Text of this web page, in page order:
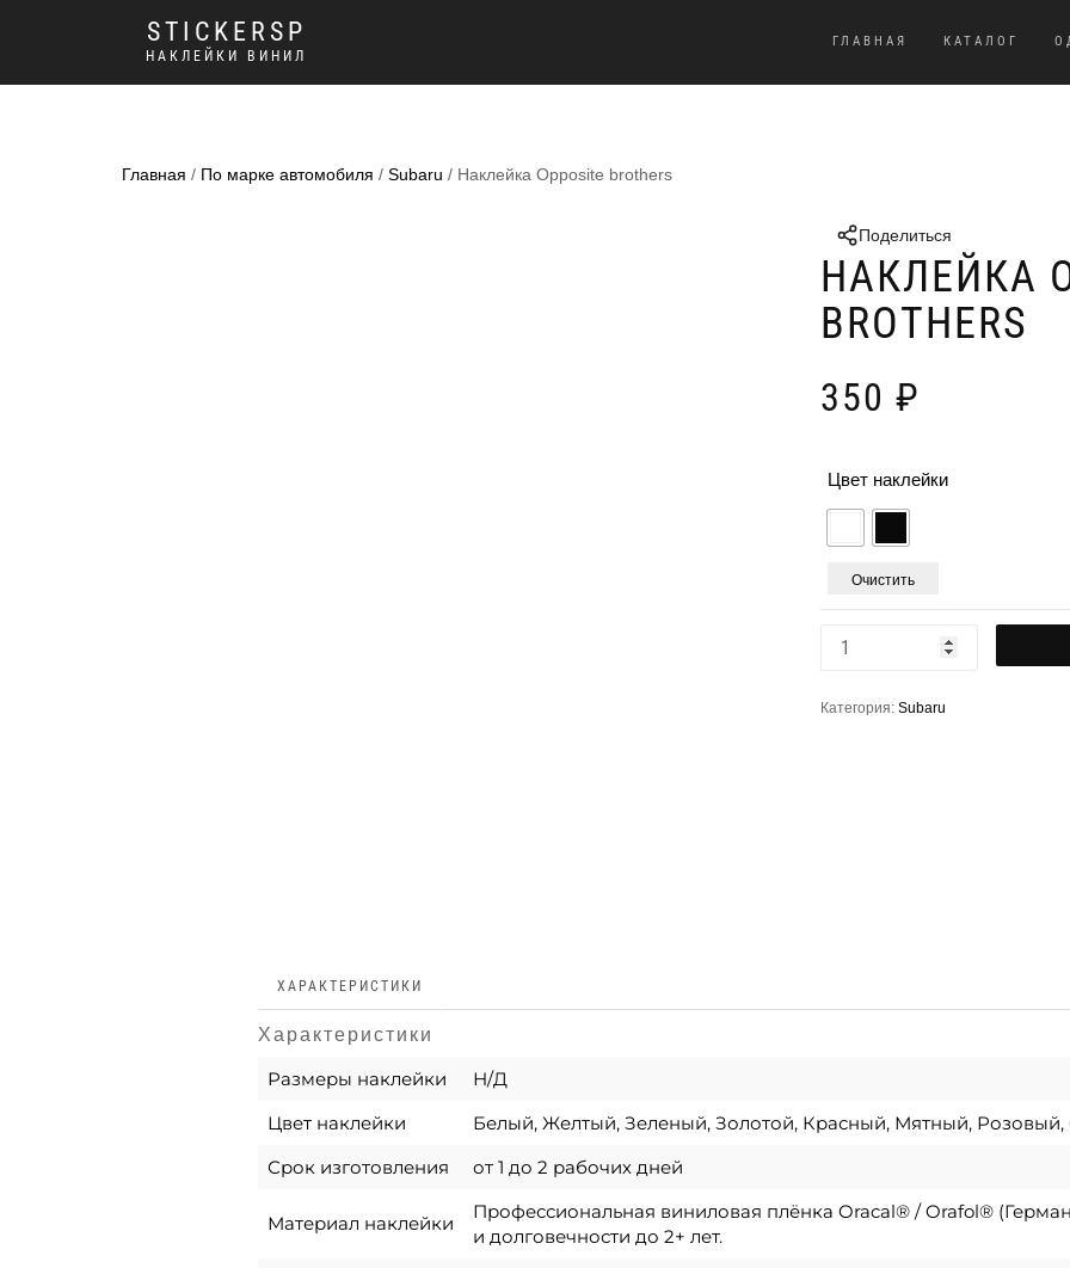
STICKERSP
НАКЛЕЙКИ ВИНИЛ
ГЛАВНАЯ КАТАЛОГ
Главная / По марке автомобиля / Subaru / Наклейка Opposite brothers
Поделиться
НАКЛЕЙКА
BROTHERS
350 ₽
Цвет наклейки
Очистить
Категория: Subaru
ХАРАКТЕРИСТИКИ
Характеристики
Размеры наклейки
Н/Д
Цвет наклейки
Белый, Желтый, Зеленый, Золотой, Красный, Мятный,
Срок изготовления
от 1 до 2 рабочих дней
Материал наклейки
Профессиональная виниловая плёнка Oracal® / Orafol®
и долговечности до 2+ лет.